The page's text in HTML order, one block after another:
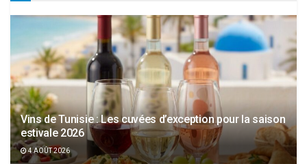
Vins de Tunisie : Les cuvées d’exception pour la saison
estivale 2026
4 AOÛT 2026